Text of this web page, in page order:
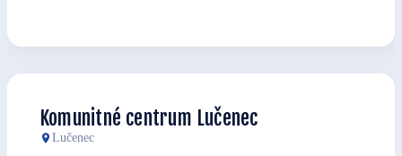
Komunitné centrum Lučenec
Lučenec